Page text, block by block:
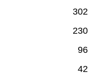
302
230
96
42